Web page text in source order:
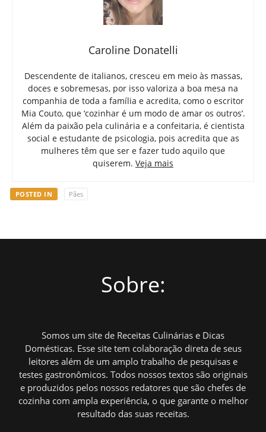
Caroline Donatelli
Descendente de italianos, cresceu em meio às massas,
doces e sobremesas, por isso valoriza a boa mesa na
companhia de toda a família e acredita, como o escritor
Mia Couto, que ‘cozinhar é um modo de amar os outros’.
Além da paixão pela culinária e a confeitaria, é cientista
social e estudante de psicologia, pois acredita que as
mulheres têm que ser e fazer tudo aquilo que
quiserem. Veja mais
POSTED IN Pães
Sobre:
Somos um site de Receitas Culinárias e Dicas
Domésticas. Esse site tem colaboração direta de seus
leitores além de um amplo trabalho de pesquisas e
testes gastronômicos. Todos nossos textos são originais
e produzidos pelos nossos redatores que são chefes de
cozinha com ampla experiência, o que garante o melhor
resultado das suas receitas.